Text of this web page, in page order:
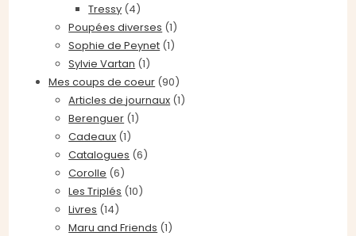
Tressy (4)
Poupées diverses (1)
Sophie de Peynet (1)
Sylvie Vartan (1)
Mes coups de coeur (90)
Articles de journaux (1)
Berenguer (1)
Cadeaux (1)
Catalogues (6)
Corolle (6)
Les Triplés (10)
Livres (14)
Maru and Friends (1)